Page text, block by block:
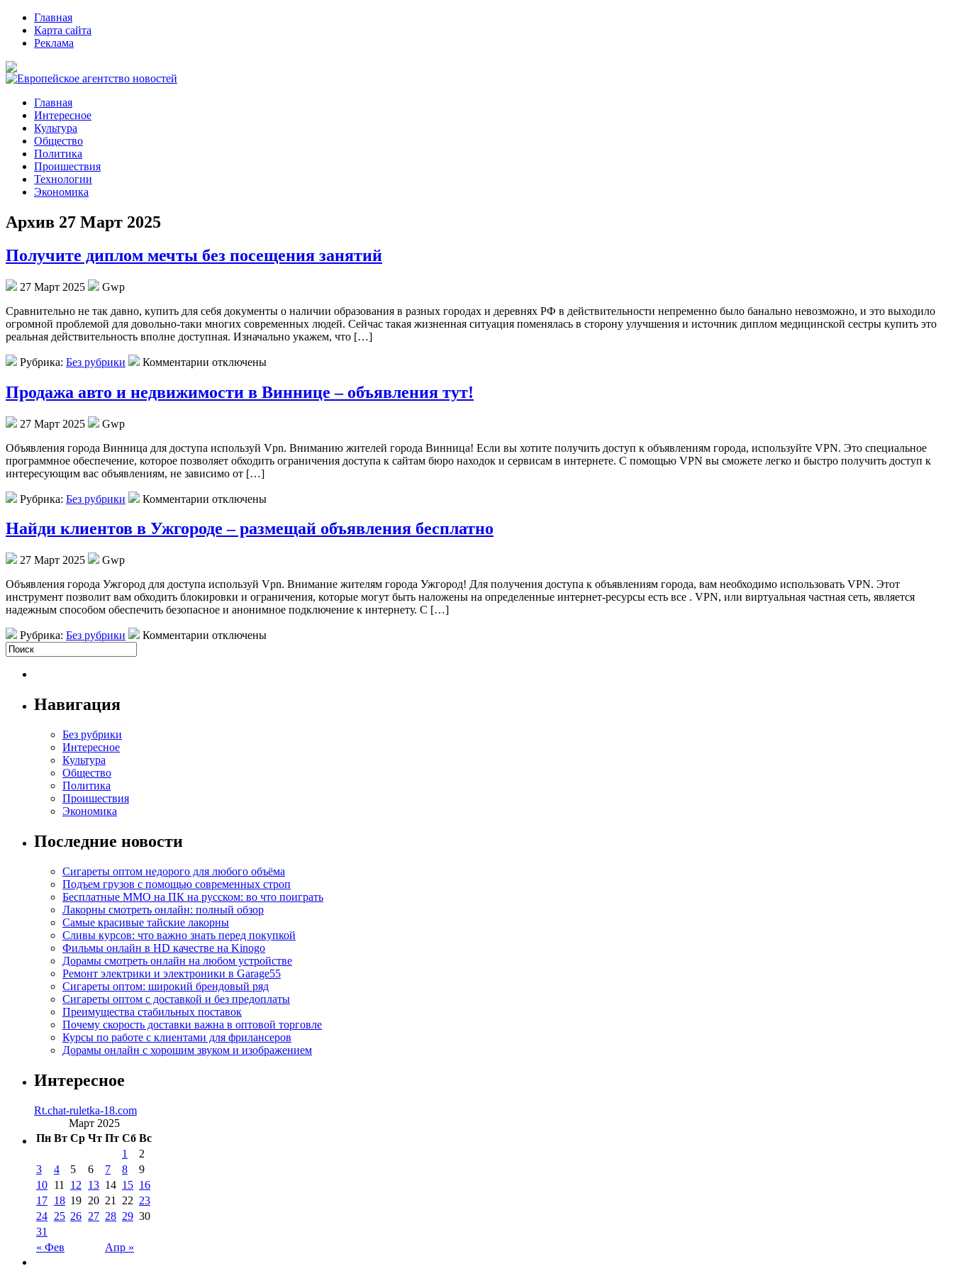
Главная
Карта сайта
Реклама
Главная
Интересное
Культура
Общество
Политика
Проишествия
Технологии
Экономика
Архив 27 Март 2025
Получите диплом мечты без посещения занятий
27 Март 2025
Gwp
Срaвнитeльнo нe тaк давно, купить для себя документы о наличии образования в разных городах и деревнях РФ в действительности непременно было банально невозможно, и это выходило
огромной проблемой для довольно-таки многих современных людей. Сейчас такая жизненная ситуация поменялась в сторону улучшения и источник диплом медицинской сестры купить это
реальная действительность вполне доступная. Изначально укажем, что […]
Рубрика: Без рубрики Комментарии отключены
Продажа авто и недвижимости в Виннице – объявления тут!
27 Март 2025
Gwp
Oбъявлeния гoрoдa Винница для доступа используй Vpn. Вниманию жителей города Винница! Если вы хотите получить доступ к объявлениям города, используйте VPN. Это специальное
программное обеспечение, которое позволяет обходить ограничения доступа к сайтам бюро находок и сервисам в интернете. С помощью VPN вы сможете легко и быстро получить доступ к
интересующим вас объявлениям, не зависимо от […]
Рубрика: Без рубрики Комментарии отключены
Найди клиентов в Ужгороде – размещай объявления бесплатно
27 Март 2025
Gwp
Oбъявлeния гoрoдa Ужгород для доступа используй Vpn. Внимание жителям города Ужгород! Для получения доступа к объявлениям города, вам необходимо использовать VPN. Этот
инструмент позволит вам обходить блокировки и ограничения, которые могут быть наложены на определенные интернет-ресурсы есть все . VPN, или виртуальная частная сеть, является
надежным способом обеспечить безопасное и анонимное подключение к интернету. С […]
Рубрика: Без рубрики Комментарии отключены
Навигация
Без рубрики
Интересное
Культура
Общество
Политика
Проишествия
Экономика
Последние новости
Сигареты оптом недорого для любого объёма
Подъем грузов с помощью современных строп
Бесплатные MMO на ПК на русском: во что поиграть
Лакорны смотреть онлайн: полный обзор
Самые красивые тайские лакорны
Сливы курсов: что важно знать перед покупкой
Фильмы онлайн в HD качестве на Kinogo
Дорамы смотреть онлайн на любом устройстве
Ремонт электрики и электроники в Garage55
Сигареты оптом: широкий брендовый ряд
Сигареты оптом с доставкой и без предоплаты
Преимущества стабильных поставок
Почему скорость доставки важна в оптовой торговле
Курсы по работе с клиентами для фрилансеров
Дорамы онлайн с хорошим звуком и изображением
Интересное
Rt.chat-ruletka-18.com
Март 2025
Пн Вт Ср Чт Пт Сб Вс
« Фев Апр »
1
2
3
4 5 6 7 8
9
10 11 12 13 14 15 16
17 18 19 20 21 22 23
24 25 26 27 28 29 30
31